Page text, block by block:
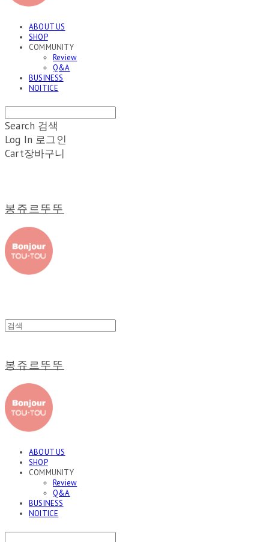
ABOUT US
SHOP
COMMUNITY
Review
Q&A
BUSINESS
NOITICE
Search 검색
Log In 로그인
Cart장바구니
봉쥬르뚜뚜
봉쥬르뚜뚜
ABOUT US
SHOP
COMMUNITY
Review
Q&A
BUSINESS
NOITICE